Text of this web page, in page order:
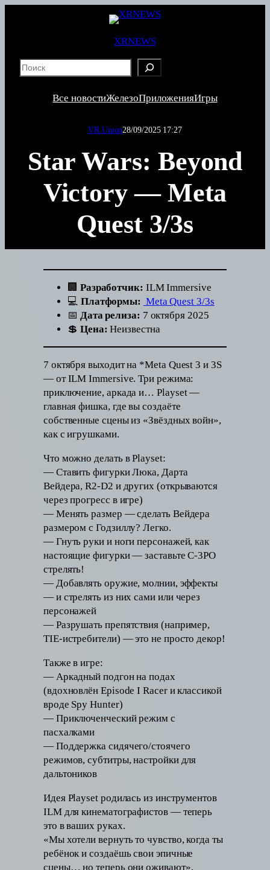
XRNEWS
Все новостиЖелезоПриложенияИгры
VR Union28/09/2025 17:27
Star Wars: Beyond
Victory — Meta
Quest 3/3s
🏢 Разработчик: ILM Immersive
💻 Платформы: Meta Quest 3/3s
📅 Дата релиза: 7 октября 2025
💲 Цена: Неизвестна
7 октября выходит на *Meta Quest 3 и 3S
— от ILM Immersive. Три режима:
приключение, аркада и… Playset —
главная фишка, где вы создаёте
собственные сцены из «Звёздных войн»,
как с игрушками.
Что можно делать в Playset:
— Ставить фигурки Люка, Дарта
Вейдера, R2-D2 и других (открываются
через прогресс в игре)
— Менять размер — сделать Вейдера
размером с Годзиллу? Легко.
— Гнуть руки и ноги персонажей, как
настоящие фигурки — заставьте C-3PO
стрелять!
— Добавлять оружие, молнии, эффекты
— и стрелять из них сами или через
персонажей
— Разрушать препятствия (например,
TIE-истребители) — это не просто декор!
Также в игре:
— Аркадный подгон на подах
(вдохновлён Episode I Racer и классикой
вроде Spy Hunter)
— Приключенческий режим с
пасхалками
— Поддержка сидячего/стоячего
режимов, субтитры, настройки для
дальтоников
Идея Playset родилась из инструментов
ILM для кинематографистов — теперь
это в ваших руках.
«Мы хотели вернуть то чувство, когда ты
ребёнок и создаёшь свои эпичные
сцены… но теперь они оживают».